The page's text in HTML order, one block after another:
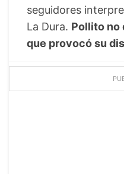
seguidores
La Dura. Pollito no
que provocó su